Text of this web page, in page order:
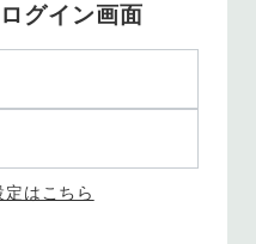
グイン画面
はこちら